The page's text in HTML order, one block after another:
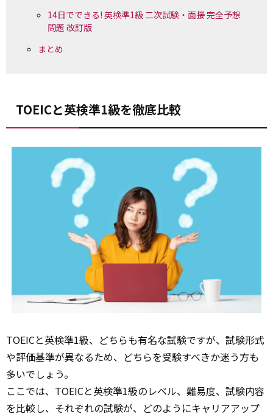
14日でできる! 英検準1級 二次試験・面接 完全予想
問題 改訂版
まとめ
TOEICと英検準1級を徹底比較
TOEICと英検準1級、どちらも有名な試験ですが、試験形式
や評価基準が異なるため、どちらを受験すべきか迷う方も
多いでしょう。
ここでは、TOEICと英検準1級のレベル、難易度、試験内容
を比較し、それぞれの試験が、どのようにキャリアアップ